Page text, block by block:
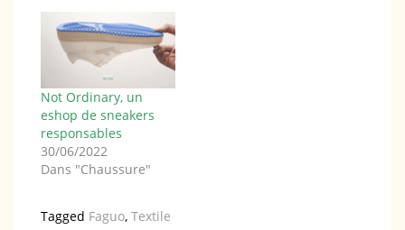
Not Ordinary, un
eshop de sneakers
responsables
30/06/2022
Dans "Chaussure"
Tagged Faguo, Textile